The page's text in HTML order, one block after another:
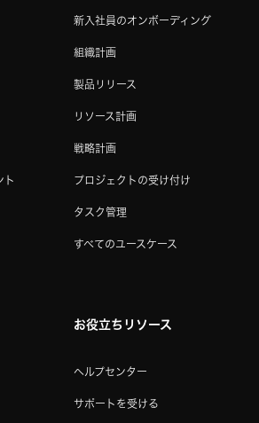
ト
新入社員のオンボーディング
組織計画
製品リリース
リソース計画
戦略計画
プロジェクトの受け付け
タスク管理
すべてのユースケース
お役立ちリソース
ヘルプセンター
サポートを受ける